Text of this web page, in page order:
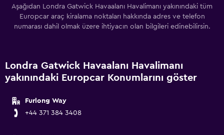
Aşağıdan Londra Gatwick Havaalanı Havalimanı yakınındaki tüm
Europcar araç kiralama noktaları hakkında adres ve telefon
numarası dahil olmak üzere ihtiyacın olan bilgileri edinebilirsin.
Londra Gatwick Havaalanı Havalimanı
yakınındaki Europcar Konumlarını göster
Furlong Way
+44 371 384 3408